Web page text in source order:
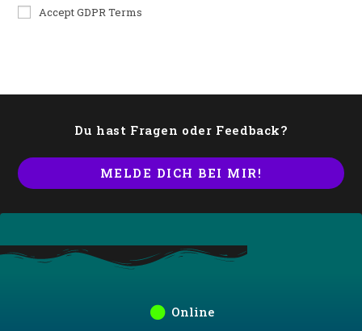
Accept GDPR Terms
Du hast Fragen oder Feedback?
MELDE DICH BEI MIR!
Online